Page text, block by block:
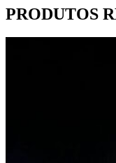
PRODUTOS